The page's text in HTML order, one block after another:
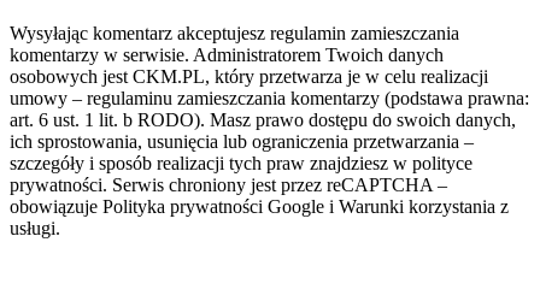
Wysyłając komentarz akceptujesz regulamin zamieszczania
komentarzy w serwisie. Administratorem Twoich danych
osobowych jest CKM.PL, który przetwarza je w celu realizacji
umowy – regulaminu zamieszczania komentarzy (podstawa prawna:
art. 6 ust. 1 lit. b RODO). Masz prawo dostępu do swoich danych,
ich sprostowania, usunięcia lub ograniczenia przetwarzania –
szczegóły i sposób realizacji tych praw znajdziesz w polityce
prywatności. Serwis chroniony jest przez reCAPTCHA –
obowiązuje Polityka prywatności Google i Warunki korzystania z
usługi.